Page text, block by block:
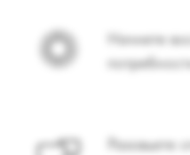
Начнете